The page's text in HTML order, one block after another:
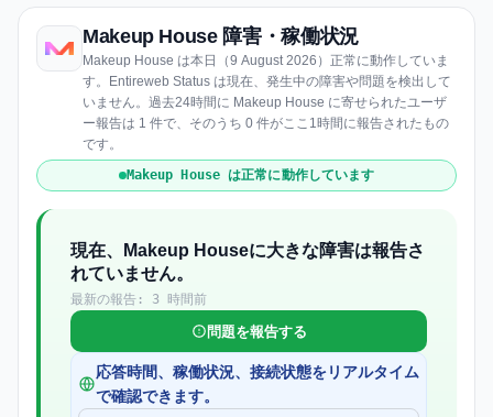
Makeup House 障害・稼働状況
Makeup House は本日（9 August 2026）正常に動作していま
す。Entireweb Status は現在、発生中の障害や問題を検出して
いません。過去24時間に Makeup House に寄せられたユーザ
ー報告は 1 件で、そのうち 0 件がここ1時間に報告されたもの
です。
Makeup House は正常に動作しています
現在、Makeup Houseに大きな障害は報告さ
れていません。
最新の報告: 3 時間前
問題を報告する
応答時間、稼働状況、接続状態をリアルタイム
で確認できます。